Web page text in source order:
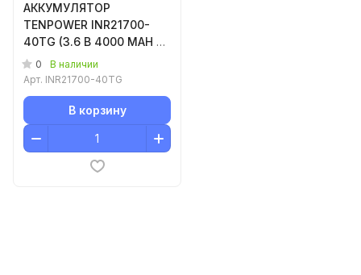
АККУМУЛЯТОР
TENPOWER INR21700-
40TG (3.6 B 4000 MAH 35
A) LI-ION 1 шт.
0
В наличии
Арт. INR21700-40TG
В корзину